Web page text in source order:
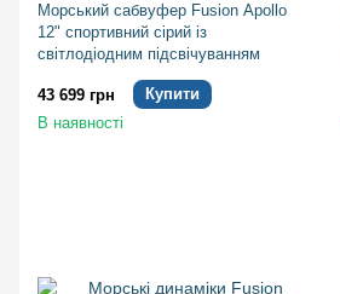
Морський сабвуфер Fusion Apollo
12" спортивний сірий із
світлодіодним підсвічуванням
43 699 грн
Купити
В наявності